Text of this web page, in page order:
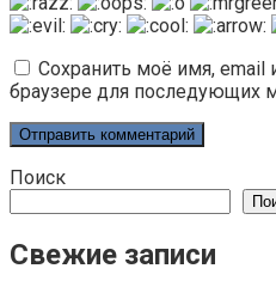
Сохранить моё имя, email
браузере для последующих
Поиск
Свежие записи